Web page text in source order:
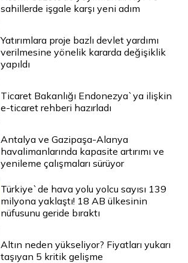
sahillerde işgale karşı yeni adım
Yatırımlara proje bazlı devlet yardımı
verilmesine yönelik kararda değişiklik
yapıldı
Ticaret Bakanlığı Endonezya`ya ilişkin
e-ticaret rehberi hazırladı
Antalya ve Gazipaşa-Alanya
havalimanlarında kapasite artırımı ve
yenileme çalışmaları sürüyor
Türkiye`de hava yolu yolcu sayısı 139
milyona yaklaştı! 18 AB ülkesinin
nüfusunu geride bıraktı
Altın neden yükseliyor? Fiyatları yukarı
taşıyan 5 kritik gelişme